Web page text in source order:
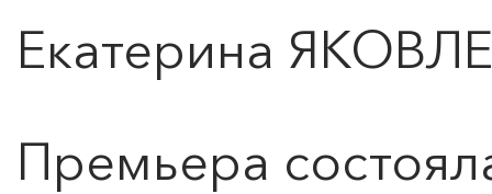
Екатерина
Премьера